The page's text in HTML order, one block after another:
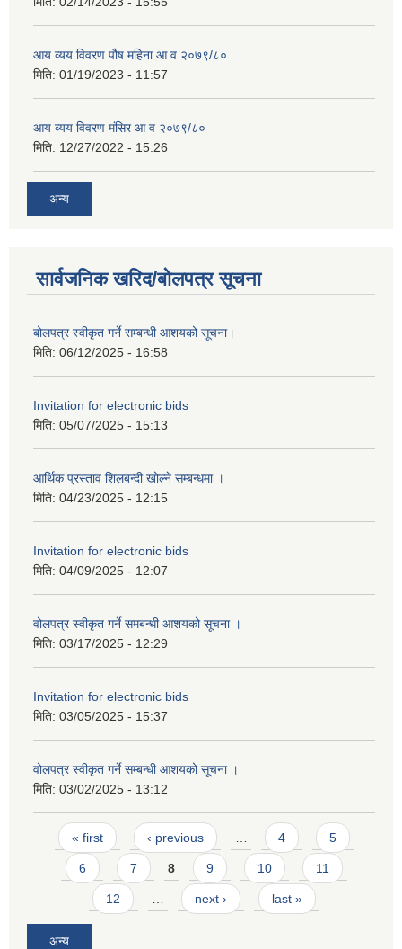
आय व्यय विवरण पौष महिना आ व २०७९/८०
मिति: 01/19/2023 - 11:57
आय व्यय विवरण मंसिर आ व २०७९/८०
मिति: 12/27/2022 - 15:26
अन्य
सार्वजनिक खरिद/बोलपत्र सूचना
बोलपत्र स्वीकृत गर्ने सम्बन्धी आशयको सूचना।
मिति: 06/12/2025 - 16:58
Invitation for electronic bids
मिति: 05/07/2025 - 15:13
आर्थिक प्रस्ताव शिलबन्दी खोल्ने सम्बन्धमा ।
मिति: 04/23/2025 - 12:15
Invitation for electronic bids
मिति: 04/09/2025 - 12:07
वोलपत्र स्वीकृत गर्ने समबन्धी आशयको सूचना ।
मिति: 03/17/2025 - 12:29
Invitation for electronic bids
मिति: 03/05/2025 - 15:37
वोलपत्र स्वीकृत गर्ने सम्बन्धी आशयको सूचना ।
मिति: 03/02/2025 - 13:12
Pages
« first ‹ previous … 4 5
6 7 8 9 10 11
12 … next › last »
अन्य